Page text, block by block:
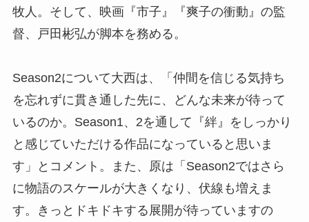
牧人。そして、映画『市子』『爽子の衝動』の監
督、戸田彬弘が脚本を務める。
Season2について大西は、「仲間を信じる気持ち
を忘れずに貫き通した先に、どんな未来が待って
いるのか。Season1、2を通して『絆』をしっかり
と感じていただける作品になっていると思いま
す」とコメント。また、原は「Season2ではさら
に物語のスケールが大きくなり、伏線も増えま
す。きっとドキドキする展開が待っていますの